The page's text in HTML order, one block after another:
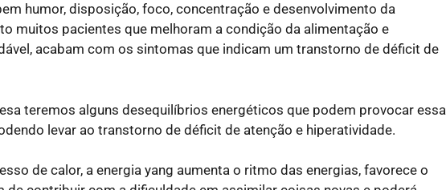
humor, disposição, foco, concentração e desenvolvimento da
muitos pacientes que melhoram a condição da alimentação e
acabam com os sintomas que indicam um transtorno de déficit de
teremos alguns desequilíbrios energéticos que podem provocar essa
levar ao transtorno de déficit de atenção e hiperatividade.
de calor, a energia yang aumenta o ritmo das energias, favorece o